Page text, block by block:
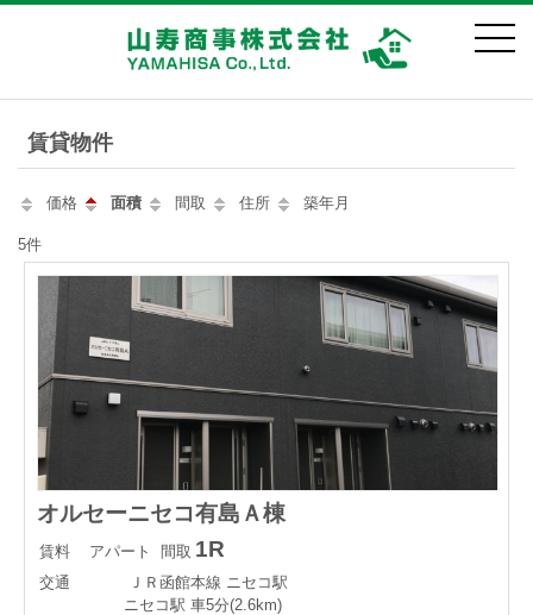
賃貸物件
価格 面積 間取 住所 築年月
5件
オルセーニセコ有島Ａ棟
賃料 アパート 間取 1R
交通
ＪＲ函館本線 ニセコ駅
ニセコ駅 車5分(2.6km)